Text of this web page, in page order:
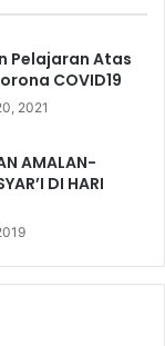
Pelajaran Atas
COVID19
2021
AMALAN-
DI HARI